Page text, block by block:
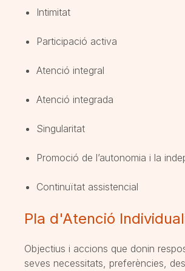
Intimitat
Participació activa
Atenció integral
Atenció integrada
Singularitat
Promoció de l’autonomia i la
Continuïtat assistencial
Pla d'Atenció
Objectius i accions que donin
seves necessitats, preferències,